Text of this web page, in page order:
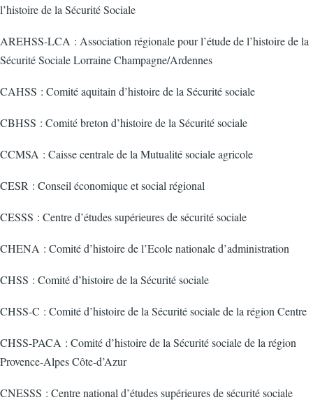
l’histoire de la Sécurité Sociale
AREHSS-LCA : Association régionale pour l’étude de l’histoire de la
Sécurité Sociale Lorraine Champagne/Ardennes
CAHSS : Comité aquitain d’histoire de la Sécurité sociale
CBHSS : Comité breton d’histoire de la Sécurité sociale
CCMSA : Caisse centrale de la Mutualité sociale agricole
CESR : Conseil économique et social régional
CESSS : Centre d’études supérieures de sécurité sociale
CHENA : Comité d’histoire de l’Ecole nationale d’administration
CHSS : Comité d’histoire de la Sécurité sociale
CHSS-C : Comité d’histoire de la Sécurité sociale de la région Centre
CHSS-PACA : Comité d’histoire de la Sécurité sociale de la région
Provence-Alpes Côte-d’Azur
CNESSS : Centre national d’études supérieures de sécurité sociale